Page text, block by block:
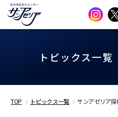
トピックス一覧
TOP トピックス一覧 サンアゼリア